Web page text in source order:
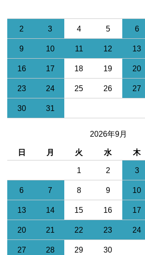
2 3 4 5 6
9 10 11 12 13
16 17 18 19 20
23 24 25 26 27
30 31
2026年9月
日 月 火 水 木
1 2 3
6 7 8 9 10
13 14 15 16 17
20 21 22 23 24
27 28 29 30